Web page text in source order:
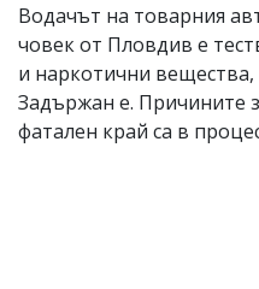
Водачът на товарния
човек от Пловдив е
и наркотични
Задържан е. Причините
фатален край са в